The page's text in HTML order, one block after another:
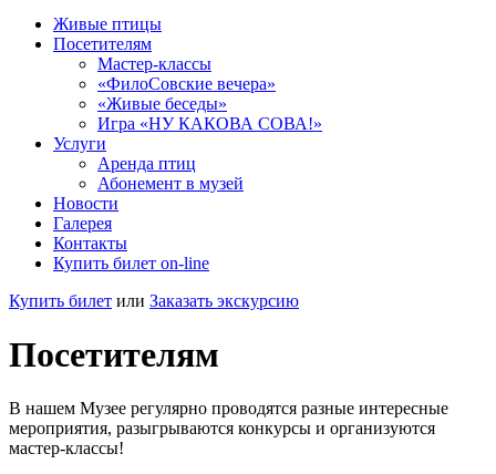
Живые птицы
Посетителям
Мастер-классы
«ФилоСовские вечера»
«Живые беседы»
Игра «НУ КАКОВА СОВА!»
Услуги
Аренда птиц
Абонемент в музей
Новости
Галерея
Контакты
Купить билет on-line
Купить билет или Заказать экскурсию
Посетителям
В нашем Музее регулярно проводятся разные интересные
мероприятия, разыгрываются конкурсы и организуются
мастер-классы!